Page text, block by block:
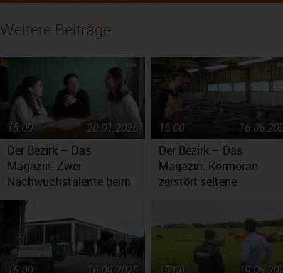
Weitere Beiträge
Der Bezirk – Das
Magazin: Zwei
Nachwuchstalente beim
Jugendsymphonieorchester
20.01.2026
15:00
Der Bezirk – Das
Magazin: Kormoran
zerstört seltene
15:00